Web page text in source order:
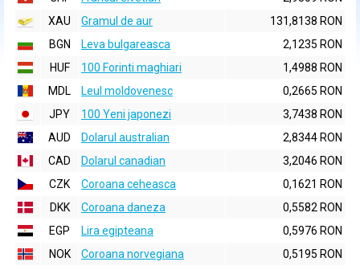
XAU
Gramul de aur
131,8138 RON
BGN
Leva bulgareasca
2,1235 RON
HUF
100 Forinti maghiari
1,4988 RON
MDL
Leul moldovenesc
0,2665 RON
JPY
100 Yeni japonezi
3,7438 RON
AUD
Dolarul australian
2,8344 RON
CAD
Dolarul canadian
3,2046 RON
CZK
Coroana ceheasca
0,1621 RON
DKK
Coroana daneza
0,5582 RON
EGP
Lira egipteana
0,5976 RON
NOK
Coroana norvegiana
0,5195 RON